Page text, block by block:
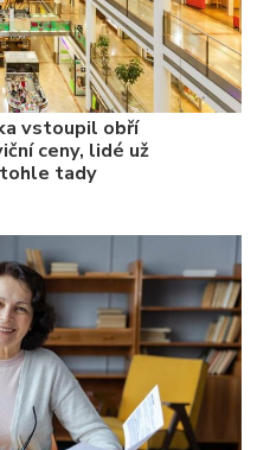
vstoupil obří
ceny, lidé už
tohle tady